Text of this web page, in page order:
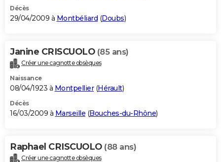
Décès
29/04/2009 à Montbéliard (Doubs)
Janine CRISCUOLO (85 ans)
Créer une cagnotte obsèques
Naissance
08/04/1923 à Montpellier(Hérault)
Décès
16/03/2009 à Marseille (Bouches-du-Rhône)
Raphael CRISCUOLO (88 ans)
Créer une cagnotte obsèques